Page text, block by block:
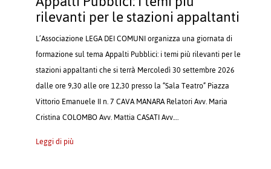
rilevanti per le stazioni appaltanti
L’Associazione LEGA DEI COMUNI organizza una giornata di
formazione sul tema Appalti Pubblici: i temi più rilevanti per le
stazioni appaltanti che si terrà Mercoledì 30 settembre 2026
dalle ore 9,30 alle ore 12,30 presso la “Sala Teatro” Piazza
Vittorio Emanuele II n. 7 CAVA MANARA Relatori Avv. Maria
Cristina COLOMBO Avv. Mattia CASATI Avv.…
Leggi di più